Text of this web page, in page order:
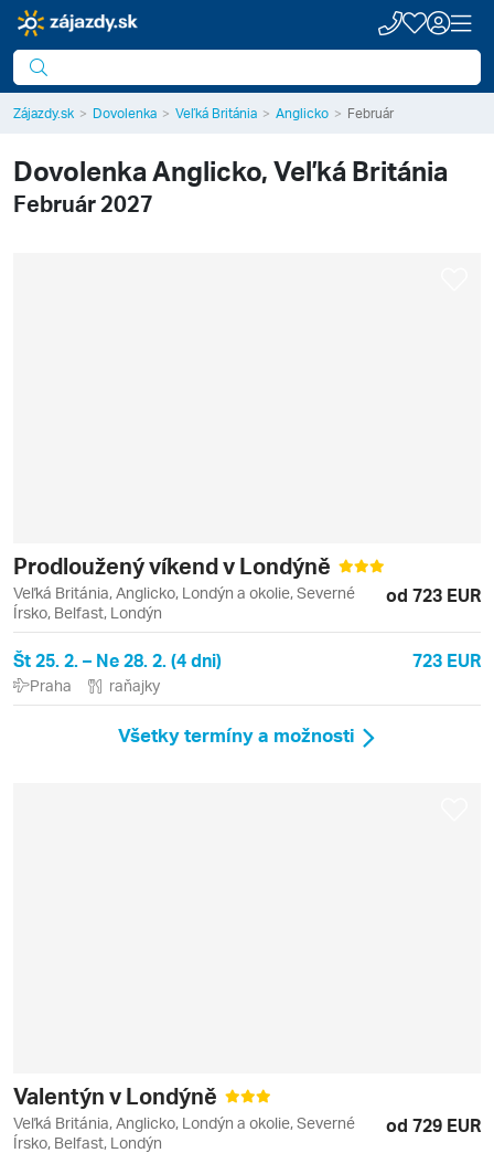
Zájazdy.sk Dovolenka Veľká Británia Anglicko Február
DovolenkaAnglicko, Veľká Británia
Február 2027
Prodloužený víkend v Londýně
Veľká Británia, Anglicko, Londýn a okolie, Severné
Írsko, Belfast, Londýn
od 723 EUR
Št 25. 2. – Ne 28. 2. (4 dni) 723 EUR
Praha raňajky
Všetky termíny a možnosti
Valentýn v Londýně
Veľká Británia, Anglicko, Londýn a okolie, Severné
Írsko, Belfast, Londýn
od 729 EUR